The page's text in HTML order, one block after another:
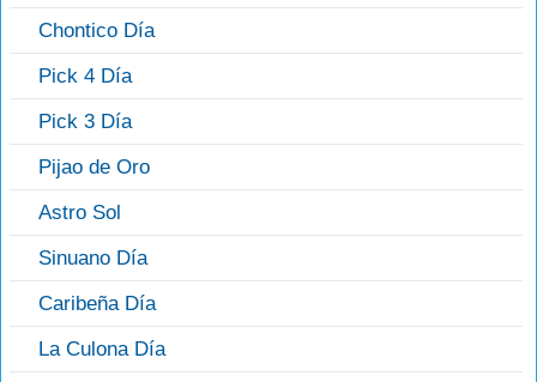
Chontico Día
Pick 4 Día
Pick 3 Día
Pijao de Oro
Astro Sol
Sinuano Día
Caribeña Día
La Culona Día